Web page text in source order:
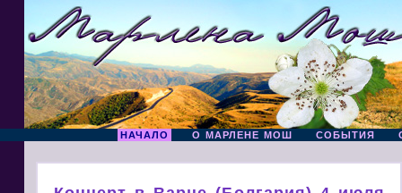
НАЧАЛО О МАРЛЕНЕ МОШ СОБЫТИЯ